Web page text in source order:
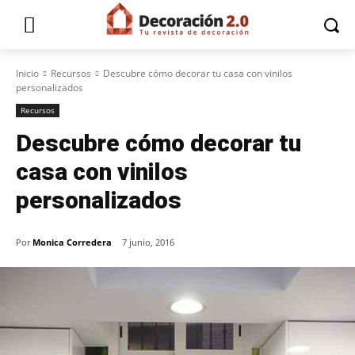
Inicio Recursos
Descubre cómo decorar tu casa con vinilos
personalizados
Recursos
Descubre cómo decorar tu
casa con vinilos
personalizados
Por Monica Corredera 7 junio, 2016